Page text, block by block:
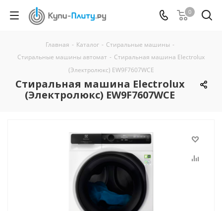
0
Главная - Каталог - Стиральные машины -
Стиральные машины автомат - Стиральная машина Electrolux
(Электролюкс) EW9F7607WCE
Стиральная машина Electrolux
(Электролюкс) EW9F7607WCE